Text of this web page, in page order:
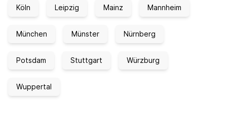
Köln Leipzig Mainz Mannheim
München Münster Nürnberg
Potsdam Stuttgart Würzburg
Wuppertal